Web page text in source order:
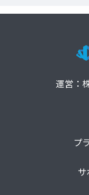
運営：
プ